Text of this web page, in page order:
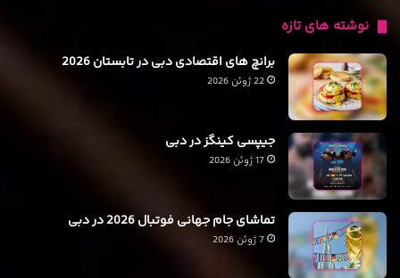
نوشته های تازه
برانچ های اقتصادی دبی در تابستان 2026
22 ژوئن 2026
جیپسی کینگز در دبی
17 ژوئن 2026
تماشای جام جهانی فوتبال 2026 در دبی
7 ژوئن 2026